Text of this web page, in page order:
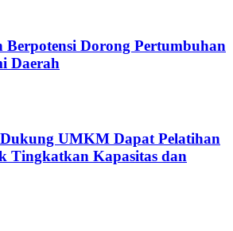
Berpotensi Dorong Pertumbuhan
Daerah
UMKM Dapat Pelatihan
Tingkatkan Kapasitas dan